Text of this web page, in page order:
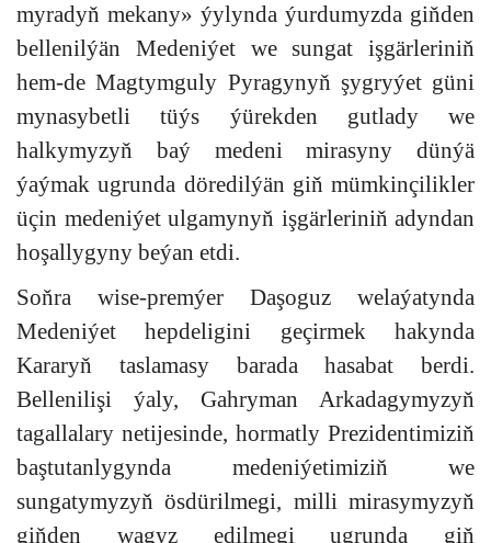
myradyň mekany» ýylynda ýurdumyzda giňden
bellenilýän Medeniýet we sungat işgärleriniň
hem-de Magtymguly Pyragynyň şygryýet güni
mynasybetli tüýs ýürekden gutlady we
halkymyzyň baý medeni mirasyny dünýä
ýaýmak ugrunda döredilýän giň mümkinçilikler
üçin medeniýet ulgamynyň işgärleriniň adyndan
hoşallygyny beýan etdi.
Soňra wise-premýer Daşoguz welaýatynda
Medeniýet hepdeligini geçirmek hakynda
Kararyň taslamasy barada hasabat berdi.
Bellenilişi ýaly, Gahryman Arkadagymyzyň
tagallalary netijesinde, hormatly Prezidentimiziň
baştutanlygynda medeniýetimiziň we
sungatymyzyň ösdürilmegi, milli mirasymyzyň
giňden wagyz edilmegi ugrunda giň